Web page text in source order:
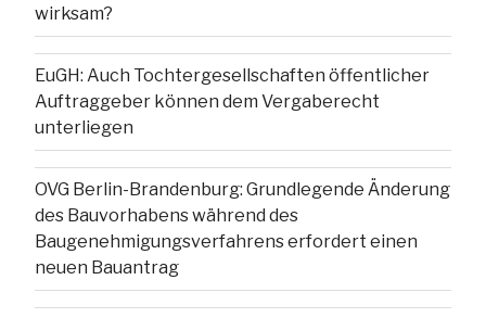
wirksam?
EuGH: Auch Tochtergesellschaften öffentlicher
Auftraggeber können dem Vergaberecht
unterliegen
OVG Berlin-Brandenburg: Grundlegende Änderung
des Bauvorhabens während des
Baugenehmigungsverfahrens erfordert einen
neuen Bauantrag